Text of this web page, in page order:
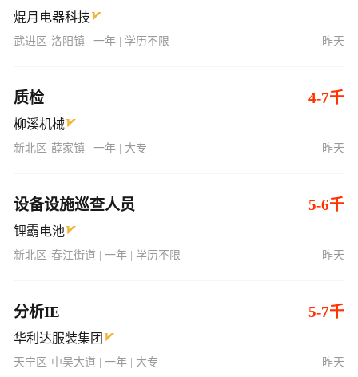
焜月电器科技
武进区-洛阳镇 | 一年 | 学历不限 昨天
质检 4-7千
柳溪机械
新北区-薛家镇 | 一年 | 大专 昨天
设备设施巡查人员 5-6千
锂霸电池
新北区-春江街道 | 一年 | 学历不限 昨天
分析IE 5-7千
华利达服装集团
天宁区-中吴大道 | 一年 | 大专 昨天